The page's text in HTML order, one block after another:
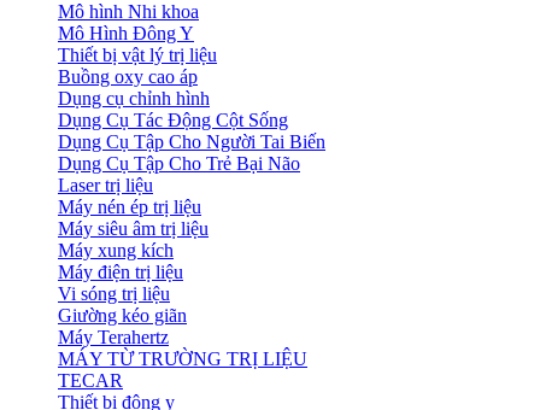
Mô hình Nhi khoa
Mô Hình Đông Y
Thiết bị vật lý trị liệu
Buồng oxy cao áp
Dụng cụ chỉnh hình
Dụng Cụ Tác Động Cột Sống
Dụng Cụ Tập Cho Người Tai Biến
Dụng Cụ Tập Cho Trẻ Bại Não
Laser trị liệu
Máy nén ép trị liệu
Máy siêu âm trị liệu
Máy xung kích
Máy điện trị liệu
Vi sóng trị liệu
Giường kéo giãn
Máy Terahertz
MÁY TỪ TRƯỜNG TRỊ LIỆU
TECAR
Thiết bị đông y